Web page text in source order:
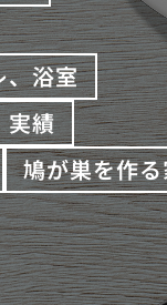
、浴室
実績
鳩が巣を作